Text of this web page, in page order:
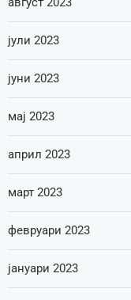
јули 2023
јуни 2023
мај 2023
април 2023
март 2023
февруари 2023
јануари 2023